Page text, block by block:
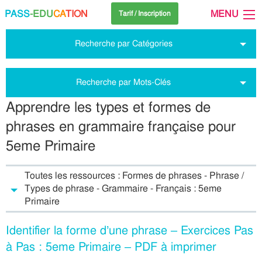
PASS-EDUCATION Tarif / Inscription MENU
Recherche par Catégories
Recherche par Mots-Clés
Apprendre les types et formes de
phrases en grammaire française pour
5eme Primaire
Toutes les ressources : Formes de phrases - Phrase /
Types de phrase - Grammaire - Français : 5eme
Primaire
Identifier la forme d’une phrase – Exercices Pas
à Pas : 5eme Primaire – PDF à imprimer